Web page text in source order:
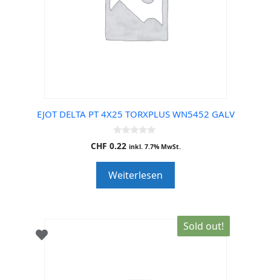
EJOT DELTA PT 4X25 TORXPLUS WN5452 GALV
0
o
o
f
5
CHF 0.22 inkl. 7.7% MwSt.
Weiterlesen
Sold out!